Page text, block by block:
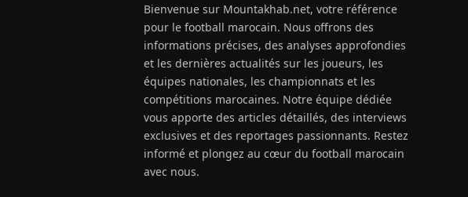
Bienvenue sur Mountakhab.net, votre référence
pour le football marocain. Nous offrons des
informations précises, des analyses approfondies
et les dernières actualités sur les joueurs, les
équipes nationales, les championnats et les
compétitions marocaines. Notre équipe dédiée
vous apporte des articles détaillés, des interviews
exclusives et des reportages passionnants. Restez
informé et plongez au cœur du football marocain
avec nous.